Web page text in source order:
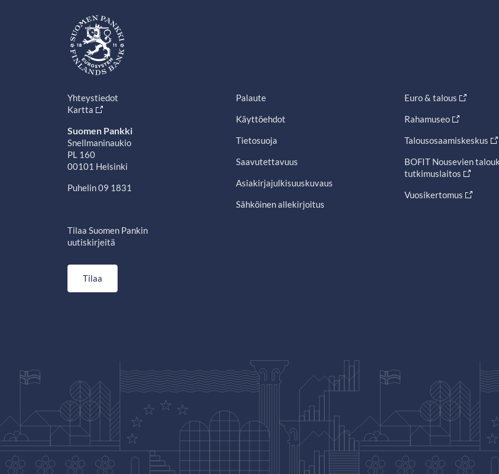
Yhteystiedot
Kartta
Suomen Pankki
Snellmaninaukio
PL 160
00101 Helsinki
Puhelin 09 1831
Tilaa Suomen Pankin
uutiskirjeitä
Tilaa
Palaute
Käyttöehdot
Tietosuoja
Saavutettavuus
Asiakirjajulkisuuskuvaus
Sähköinen allekirjoitus
Euro & talous
Rahamuseo
Talousosaamiskeskus
BOFIT Nousevien
tutkimuslaitos
Vuosikertomus